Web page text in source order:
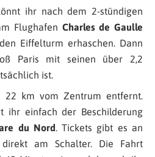
ihr nach dem 2-stündigen
Flughafen Charles de Gaulle
Eiffelturm erhaschen. Dann
Paris mit seinen über 2,2
ist.
22 km vom Zentrum entfernt.
ihr einfach der Beschilderung
du Nord. Tickets gibt es an
am Schalter. Die Fahrt